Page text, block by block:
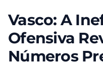
Vasco: A
Ofensiva
Números